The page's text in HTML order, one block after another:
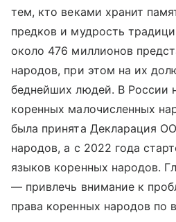
тем, кто веками хранит
предков и мудрость
около 476 миллионов
народов, при этом на их
беднейших людей. В России
коренных малочисленных
была принята Декларация
народов, а с 2022 года
языков коренных народов.
— привлечь внимание к
права коренных народов по